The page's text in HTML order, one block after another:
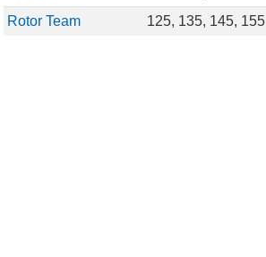
Rotor Team 125, 135, 145, 155